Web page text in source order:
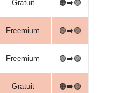
Gratuit 🟠➡️🟣
Freemium 🟢➡️🟣
Freemium 🟢➡️🟣
Gratuit 🟠➡️🟣